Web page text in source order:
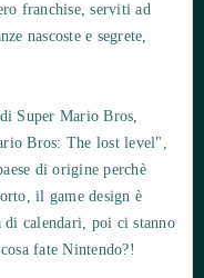
franchise, serviti ad
nascoste e segrete,
Super Mario Bros,
Bros: The lost level",
di origine perchè
il game design è
calendari, poi ci stanno
fate Nintendo?!